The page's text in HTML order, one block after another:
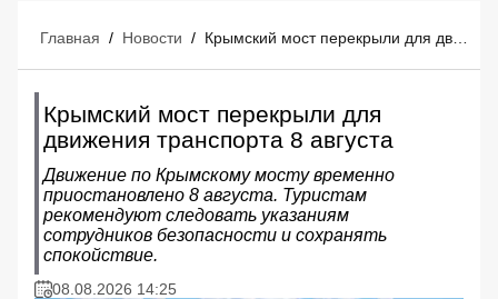
Главная / Новости /
Крымский мост перекрыли для
движения транспорта 8 августа
Движение по Крымскому мосту временно
приостановлено 8 августа. Туристам
рекомендуют следовать указаниям
сотрудников безопасности и сохранять
спокойствие.
08.08.2026 14:25